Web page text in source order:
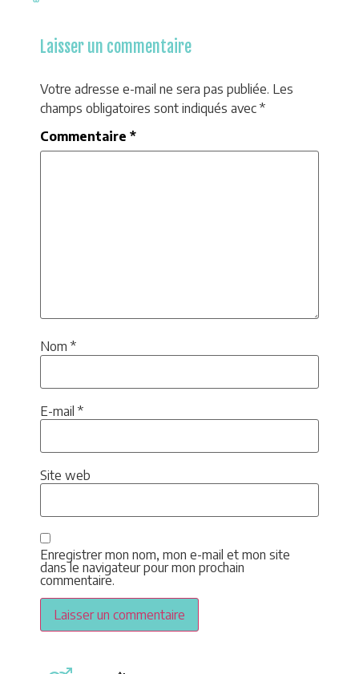
Laisser un commentaire
Votre adresse e-mail ne sera pas publiée. Les
champs obligatoires sont indiqués avec *
Commentaire *
Nom *
E-mail *
Site web
Enregistrer mon nom, mon e-mail et mon site
dans le navigateur pour mon prochain
commentaire.